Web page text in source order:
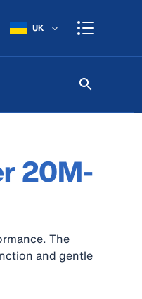
UK
20M-
The
and gentle